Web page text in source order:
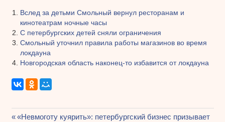
Вслед за детьми Смольный вернул ресторанам и
кинотеатрам ночные часы
С петербургских детей сняли ограничения
Смольный уточнил правила работы магазинов во время
локдауна
Новгородская область наконец-то избавится от локдауна
Предыдущая
«Невмоготу куярить»: петербургский бизнес призывает